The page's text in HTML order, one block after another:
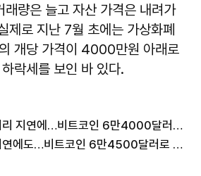
래량은 늘고 자산 가격은 내려가
제로 지난 7월 초에는 가상화폐
개당 가격이 4000만원 아래로
락세를 보인 바 있다.
美 클래리티 법안 처리 지연에…비트코인 6만4000달러대 횡보
美 클래리티 법안 지연에도…비트코인 6만4500달러로 상승